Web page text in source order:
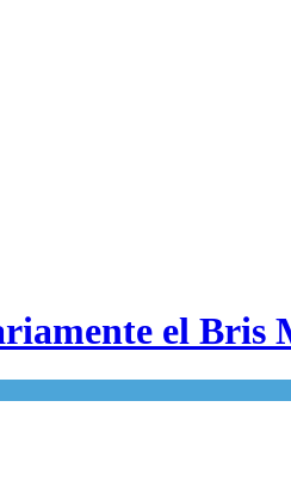
el Bris